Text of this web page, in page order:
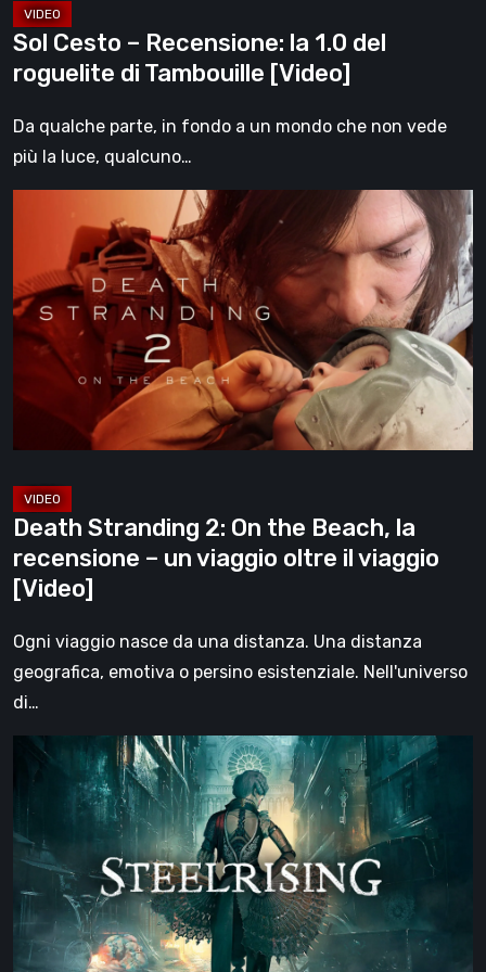
[Video]
Sol Cesto – Recensione: la 1.0 del
roguelite di Tambouille [Video]
Da qualche parte, in fondo a un mondo che non vede
più la luce, qualcuno…
Stranding
On
the
Beach,
recensione
–
viaggio
oltre
il
viaggio
Death Stranding 2: On the Beach, la
recensione – un viaggio oltre il viaggio
[Video]
Ogni viaggio nasce da una distanza. Una distanza
geografica, emotiva o persino esistenziale. Nell'universo
di…
Steelrising,
recensione:
rivoluzione
sotto
ingranaggi
[Video]